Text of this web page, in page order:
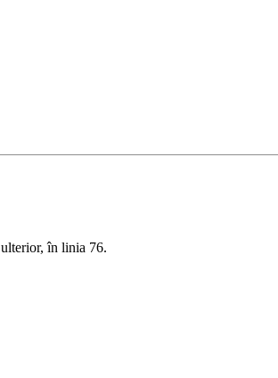
ulterior, în linia 76.